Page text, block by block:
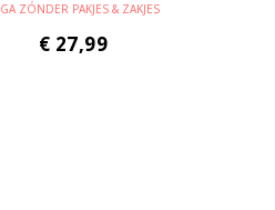
ZÓNDER PAKJES & ZAKJES
€ 27,99